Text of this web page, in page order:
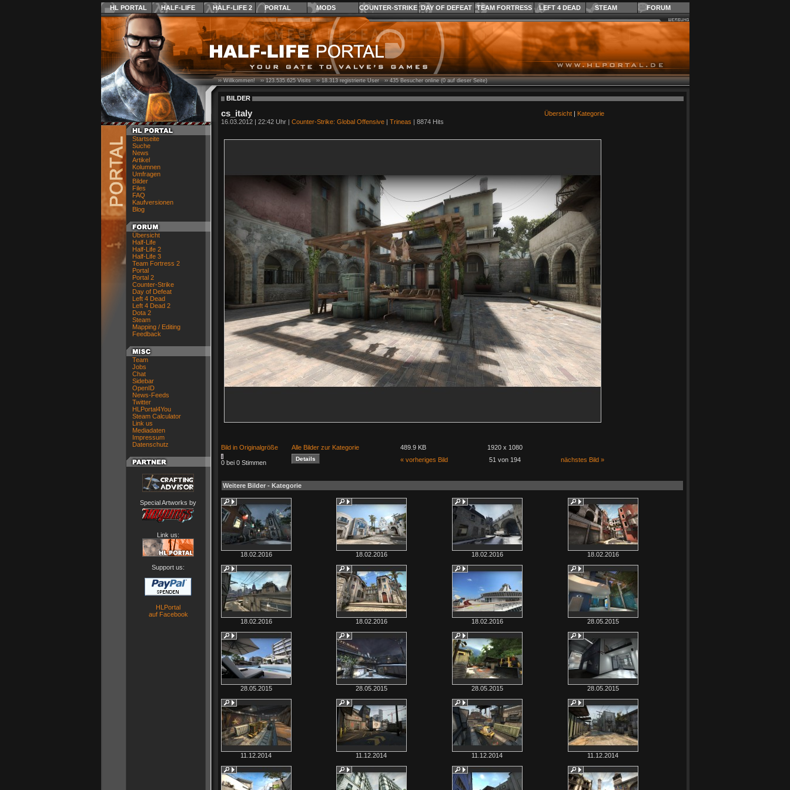
HL PORTAL HALF-LIFE HALF-LIFE 2 PORTAL MODS COUNTER-STRIKE DAY OF DEFEAT TEAM FORTRESS LEFT 4 DEAD STEAM FORUM
Startseite
Suche
News
Artikel
Kolumnen
Umfragen
Bilder
Files
FAQ
Kaufversionen
Blog
Übersicht
Half-Life
Half-Life 2
Half-Life 3
Team Fortress 2
Portal
Portal 2
Counter-Strike
Day of Defeat
Left 4 Dead
Left 4 Dead 2
Dota 2
Steam
Mapping / Editing
Feedback
Team
Jobs
Chat
Sidebar
OpenID
News-Feeds
Twitter
HLPortal4You
Steam Calculator
Link us
Mediadaten
Impressum
Datenschutz
Special Artworks by
Link us:
Support us:
HLPortal
auf Facebook
›› Willkommen! ››123.535.625Visits ››18.313registrierte User ››435Besucher online (0 auf dieser Seite)
BILDER
cs_italy Übersicht| Kategorie
16.03.2012 | 22:42 Uhr | Counter-Strike: Global Offensive| Trineas | 8874 Hits
Bild in Originalgröße Alle Bilder zur Kategorie 489.9 KB 1920 x 1080
0 bei 0 Stimmen « vorheriges Bild 51 von 194 nächstes Bild »
Weitere Bilder - Kategorie
18.02.2016 18.02.2016 18.02.2016 18.02.2016
18.02.2016 18.02.2016 18.02.2016 28.05.2015
28.05.2015 28.05.2015 28.05.2015 28.05.2015
11.12.2014 11.12.2014 11.12.2014 11.12.2014